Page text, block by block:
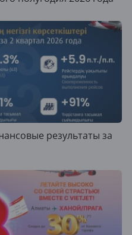
результаты за